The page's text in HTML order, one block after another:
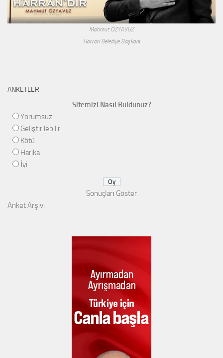
Mahmut ÖZYAVUZ
Harran Belediye Başkanı
ANKETLER
Sitemizi Nasıl Buldunuz?
Yorumsuz
Geliştirilebilir
Kötü
Harika
İyi
Sonuçları Göster
Anket Arşivi